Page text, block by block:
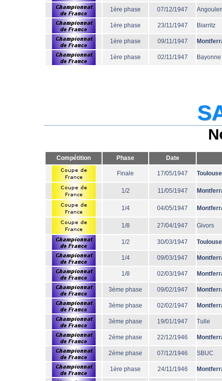
1ère phase 07/12/1947
1ère phase 23/11/1947 Biarritz
1ère phase 09/11/1947
1ère phase 02/11/1947 Bayonne
Compétition Phase Date
Finale 17/05/1947 Toulouse
1/2 11/05/1947
1/4 04/05/1947
1/8 27/04/1947 Givors
1/2 30/03/1947 Toulouse
1/4 09/03/1947
1/8 02/03/1947
3éme phase 09/02/1947
3éme phase 02/02/1947
3éme phase 19/01/1947 Tulle
2éme phase 22/12/1946
2éme phase 07/12/1946 SBUC
1ère phase 24/11/1946